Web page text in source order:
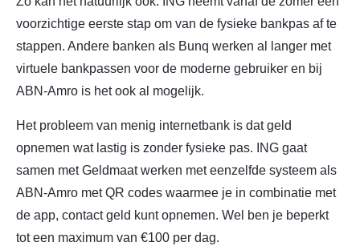
voorzichtige eerste stap om van de fysieke bankpas af te
stappen. Andere banken als Bunq werken al langer met
virtuele bankpassen voor de moderne gebruiker en bij
ABN-Amro is het ook al mogelijk.
Het probleem van menig internetbank is dat geld
opnemen wat lastig is zonder fysieke pas. ING gaat
samen met Geldmaat werken met eenzelfde systeem als
ABN-Amro met QR codes waarmee je in combinatie met
de app, contact geld kunt opnemen. Wel ben je beperkt
tot een maximum van €100 per dag.